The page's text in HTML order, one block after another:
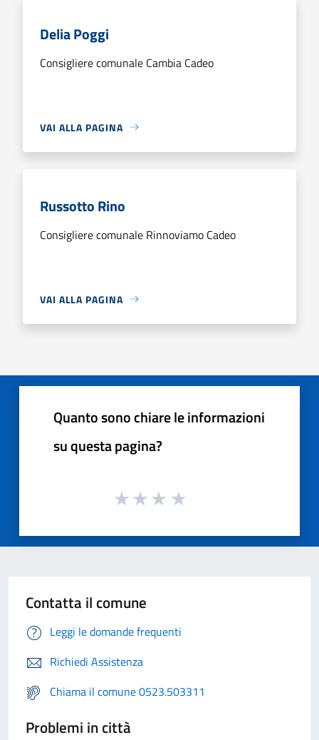
Delia Poggi
Consigliere comunale Cambia Cadeo
VAI ALLA PAGINA
Russotto Rino
Consigliere comunale Rinnoviamo Cadeo
VAI ALLA PAGINA
Quanto sono chiare le informazioni
su questa pagina?
Contatta il comune
Leggi le domande frequenti
Richiedi Assistenza
Chiama il comune 0523.503311
Problemi in città